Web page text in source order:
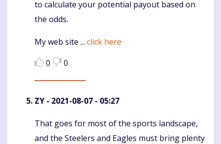
to calculate your potential payout based on
the odds.
My web site ... click here
0
0
ZY - 2021-08-07 - 05:27
Komentaras
That goes for most of the sports landscape,
and the Steelers and Eagles must bring plenty